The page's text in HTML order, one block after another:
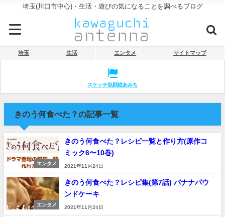
埼玉(川口市中心)・生活・遊びの気になることを調べるブログ
埼玉 生活 エンタメ サイトマップ
スケッチ似顔絵あみち
きのう何食べた？の記事一覧
エンタメ
きのう何食べた？レシピ一覧と作り方(原作コ
ミック6〜10巻)
2021年11月24日
エンタメ
きのう何食べた？レシピ集(第7話) バナナパウ
ンドケーキ
2021年11月24日